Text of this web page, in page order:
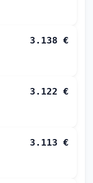
3.138 €
3.122 €
3.113 €